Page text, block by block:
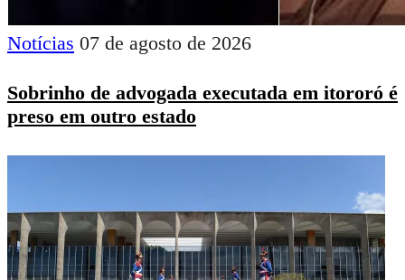
Notícias 07 de agosto de 2026
Sobrinho de advogada executada em itororó é
preso em outro estado